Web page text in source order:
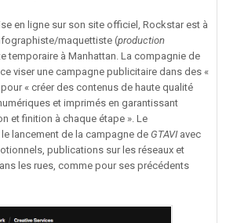
en ligne sur son site officiel, Rockstar est à
maquettiste (production
temporaire à Manhattan. La compagnie de
viser une campagne publicitaire dans des «
« créer des contenus de haute qualité
et imprimés en garantissant
et finition à chaque étape ». Le
lancement de la campagne de GTAVIavec
publications sur les réseaux et
les rues, comme pour ses précédents